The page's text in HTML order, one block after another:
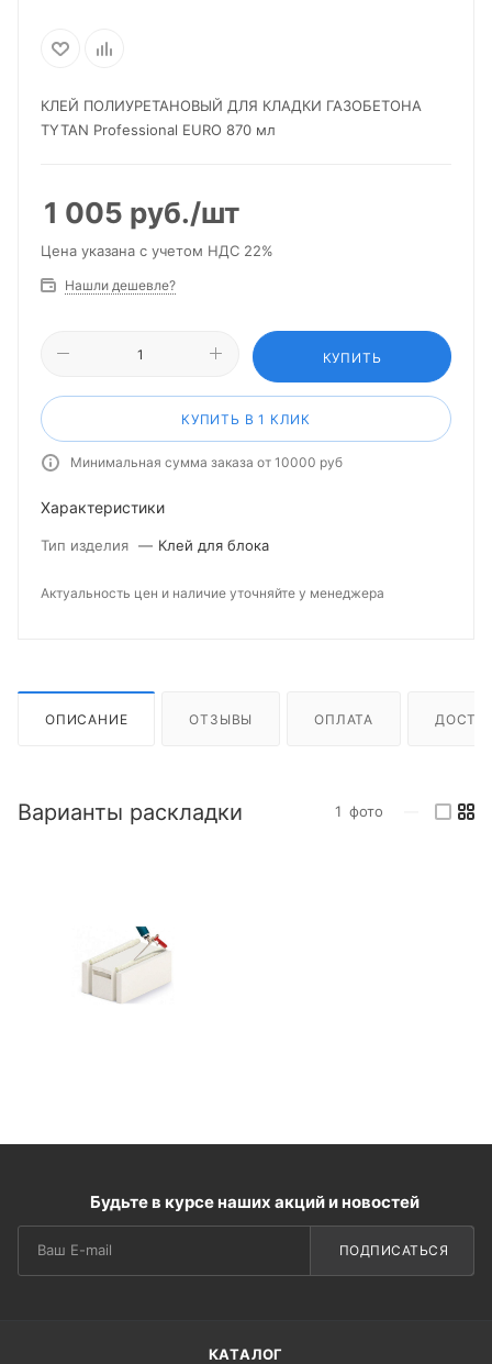
КЛЕЙ ПОЛИУРЕТАНОВЫЙ ДЛЯ КЛАДКИ ГАЗОБЕТОНА
TYTAN Professional EURO 870 мл
1 005 руб./шт
Цена указана с учетом НДС 22%
Нашли дешевле?
КУПИТЬ
КУПИТЬ В 1 КЛИК
Минимальная сумма заказа от 10000 руб
Характеристики
Тип изделия — Клей для блока
Актуальность цен и наличие уточняйте у менеджера
ОПИСАНИЕ ОТЗЫВЫ ОПЛАТА
Варианты раскладки 1 фото
Будьте в курсе наших акций и новостей
ПОДПИСАТЬСЯ
КАТАЛОГ